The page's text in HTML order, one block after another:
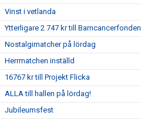
Vinst i vetlanda
Ytterligare 2 747 kr till Barncancerfonden
Nostalgimatcher på lördag
Herrmatchen inställd
16767 kr till Projekt Flicka
ALLA till hallen på lördag!
Jubileumsfest